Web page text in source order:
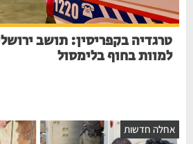
למוות בחוף בלימסול
אחלה חדשות